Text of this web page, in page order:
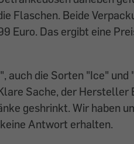
Flaschen. Beide
Euro. Das ergibt eine
auch die Sorten "Ice"
Sache, der Hersteller
geshrinkt. Wir haben
Antwort erhalten.